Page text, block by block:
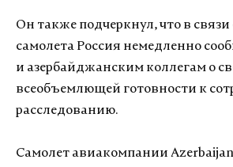
Он также подчеркнул, что в
самолета Россия немедленно
и азербайджанским коллегам о
всеобъемлющей готовности к
расследованию.
Самолет авиакомпании